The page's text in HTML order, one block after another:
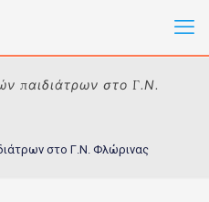
παιδιάτρων στο Γ.Ν.
στο Γ.Ν. Φλώρινας